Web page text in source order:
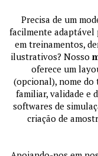
Precisa de um
facilmente adaptável
em treinamentos,
ilustrativos? Nosso
oferece um
(opcional), nome
familiar, validade e
softwares de
criação de